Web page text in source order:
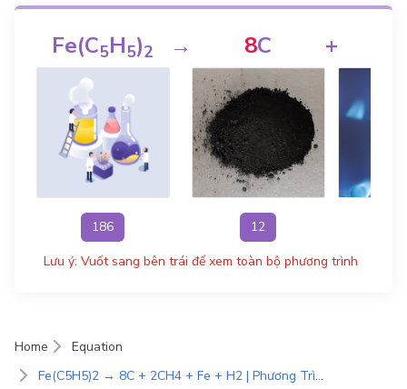
Fe(C5H5)2
186
→ 8C
12
+
Lưu ý: Vuốt sang bên trái để xem toàn bộ phương trình
Home
Equation
Fe(C5H5)2 → 8C + 2CH4 + Fe + H2 | Phương Trình Phản Ứng Hóa Học